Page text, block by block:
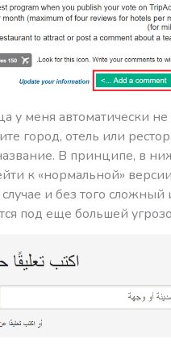
у меня автоматически не
город, отель или
В принципе, в
к «нормальной»
и без того
под еще большей